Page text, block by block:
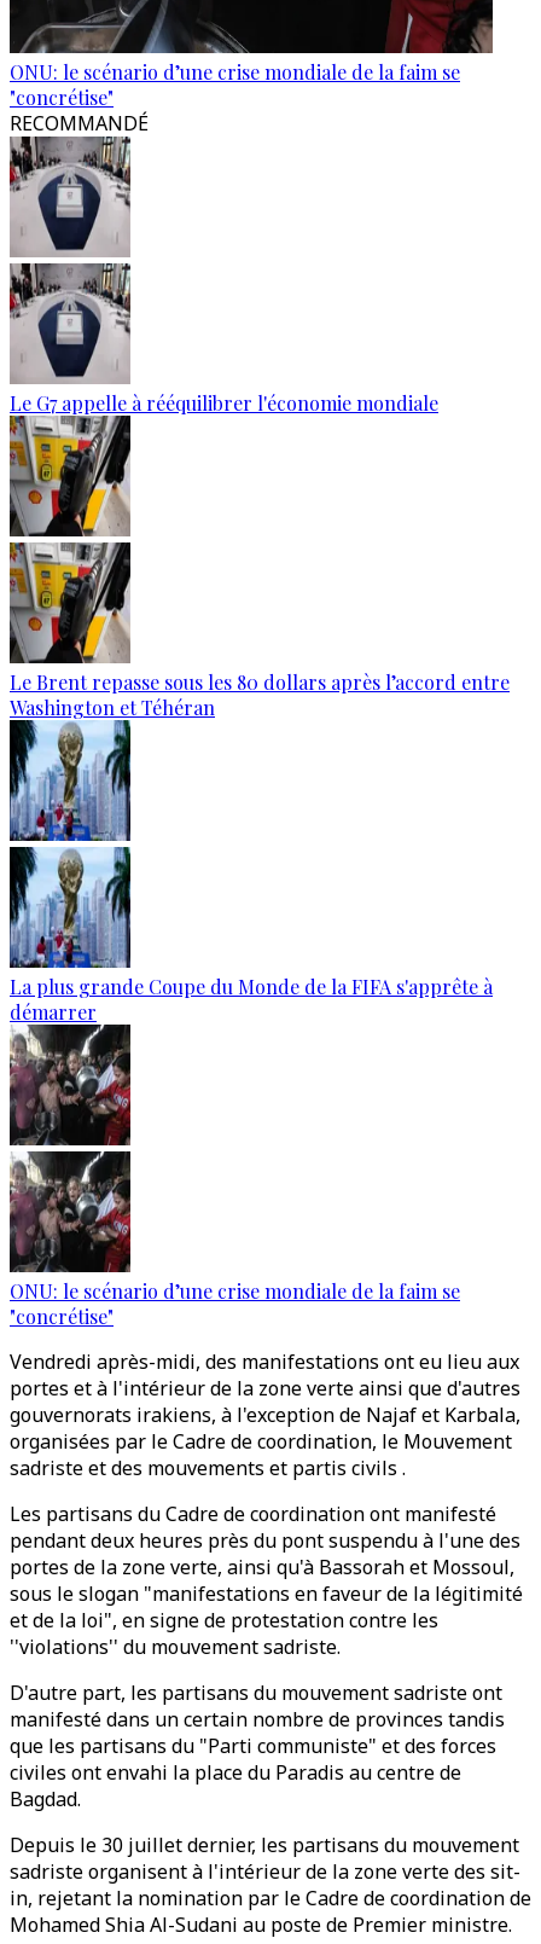
ONU: le scénario d’une crise mondiale de la faim se
"concrétise"
RECOMMANDÉ
Le G7 appelle à rééquilibrer l'économie mondiale
Le Brent repasse sous les 80 dollars après l’accord entre
Washington et Téhéran
La plus grande Coupe du Monde de la FIFA s'apprête à
démarrer
ONU: le scénario d’une crise mondiale de la faim se
"concrétise"
Vendredi après-midi, des manifestations ont eu lieu aux
portes et à l'intérieur de la zone verte ainsi que d'autres
gouvernorats irakiens, à l'exception de Najaf et Karbala,
organisées par le Cadre de coordination, le Mouvement
sadriste et des mouvements et partis civils .
Les partisans du Cadre de coordination ont manifesté
pendant deux heures près du pont suspendu à l'une des
portes de la zone verte, ainsi qu'à Bassorah et Mossoul,
sous le slogan "manifestations en faveur de la légitimité
et de la loi", en signe de protestation contre les
''violations'' du mouvement sadriste.
D'autre part, les partisans du mouvement sadriste ont
manifesté dans un certain nombre de provinces tandis
que les partisans du "Parti communiste" et des forces
civiles ont envahi la place du Paradis au centre de
Bagdad.
Depuis le 30 juillet dernier, les partisans du mouvement
sadriste organisent à l'intérieur de la zone verte des sit-
in, rejetant la nomination par le Cadre de coordination de
Mohamed Shia Al-Sudani au poste de Premier ministre.